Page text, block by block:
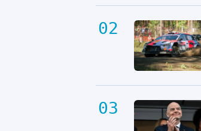
valmentaa kaiken
MILANO CORTINA 2026
28.02.2026- 00:22